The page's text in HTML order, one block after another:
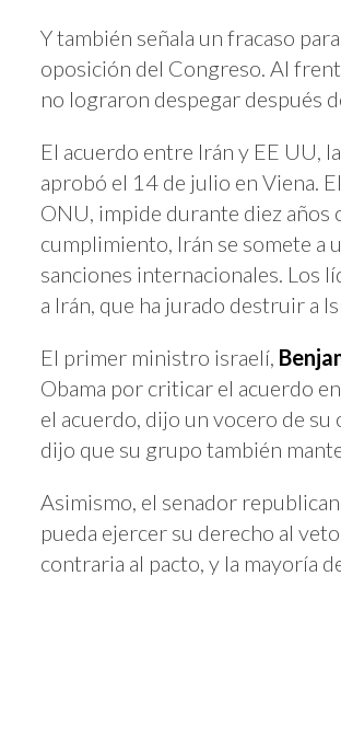
Y también señala un fracaso
oposición del Congreso. Al
no lograron despegar después
El acuerdo entre Irán y EE UU,
aprobó el 14 de julio en Viena.
ONU, impide durante diez años
cumplimiento, Irán se somete a
sanciones internacionales. Los
a Irán, que ha jurado destruir a
El primer ministro israelí,
Obama por criticar el acuerdo
el acuerdo, dijo un vocero de
dijo que su grupo también
Asimismo, el senador
pueda ejercer su derecho al
contraria al pacto, y la mayoría